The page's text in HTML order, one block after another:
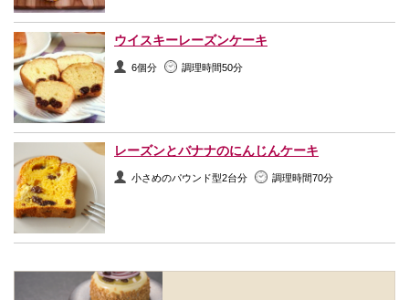
ウイスキーレーズンケーキ
6個分 調理時間50分
レーズンとバナナのにんじんケーキ
小さめのパウンド型2台分 調理時間70分